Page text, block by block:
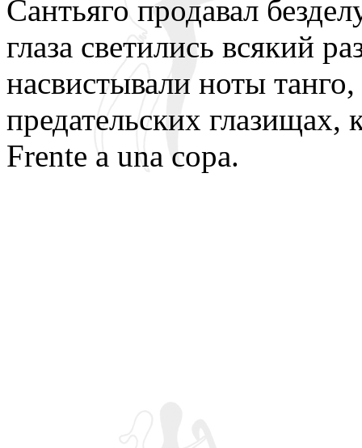
Сантьяго продавал
глаза светились всякий
насвистывали ноты
предательских
Frente a una copa.